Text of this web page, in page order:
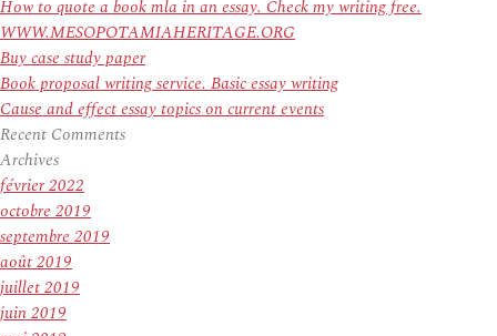
How to quote a book mla in an essay. Check my writing free.
WWW.MESOPOTAMIAHERITAGE.ORG
Buy case study paper
Book proposal writing service. Basic essay writing
Cause and effect essay topics on current events
Recent Comments
Archives
février 2022
octobre 2019
septembre 2019
août 2019
juillet 2019
juin 2019